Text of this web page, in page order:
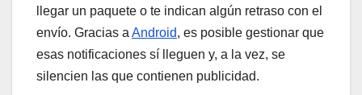
llegar un paquete o te indican algún retraso con el
envío. Gracias aAndroid, es posible gestionar que
esas notificaciones sí lleguen y, a la vez, se
silencien las que contienen publicidad.